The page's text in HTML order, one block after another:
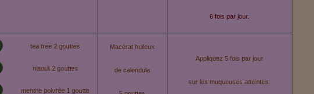
6 fois par jour.
tea tree 2 gouttes
niaouli 2 gouttes
menthe poivrée 1 goutte
Macérat huileux
de calendula
Appliquez 5 fois par jour
sur les muqueuses atteintes.